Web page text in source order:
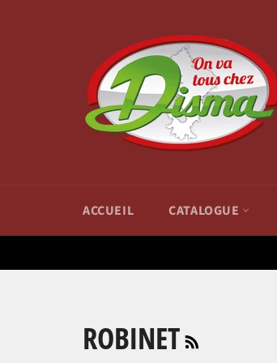
ACCUEIL CATALOGUE
ROBINET